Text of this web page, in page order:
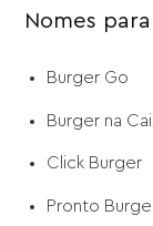
Nomes
Burger Go
Burger na
Click Burger
Pronto